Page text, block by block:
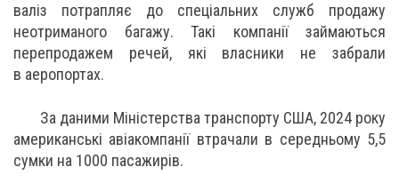
валіз потрапляє до спеціальних служб продажу
неотриманого багажу. Такі компанії займаються
перепродажем речей, які власники не забрали
в аеропортах.
За даними Міністерства транспорту США, 2024 року
американські авіакомпанії втрачали в середньому 5,5
сумки на 1000 пасажирів.